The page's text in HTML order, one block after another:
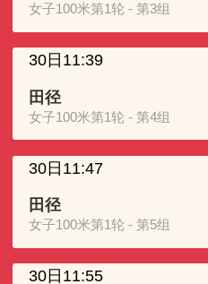
女子100米第1轮 - 第3组
30日11:39
田径
女子100米第1轮 - 第4组
30日11:47
田径
女子100米第1轮 - 第5组
30日11:55